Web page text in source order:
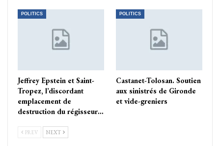
POLITICS
Jeffrey Epstein et Saint-
Tropez, l’discordant
emplacement de
destruction du régisseur…
POLITICS
Castanet-Tolosan. Soutien
aux sinistrés de Gironde
et vide-greniers
PREV NEXT